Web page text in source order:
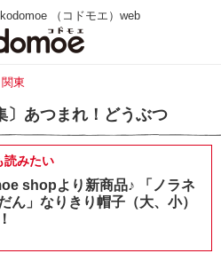
（コドモエ）web
東
〕あつまれ！どうぶつ
読みたい
shopより新商品♪ 「ノラネ
ん」なりきり帽子（大、小）